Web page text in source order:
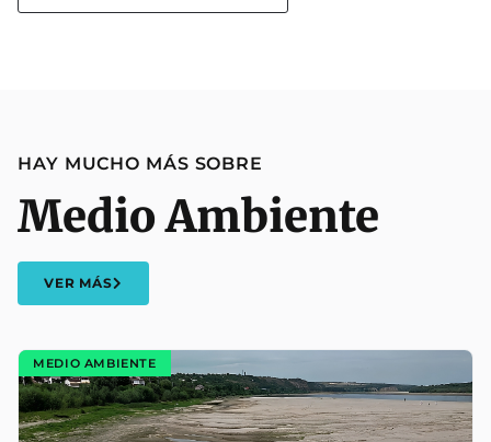
HAY MUCHO MÁS SOBRE
Medio Ambiente
VER MÁS
MEDIO AMBIENTE